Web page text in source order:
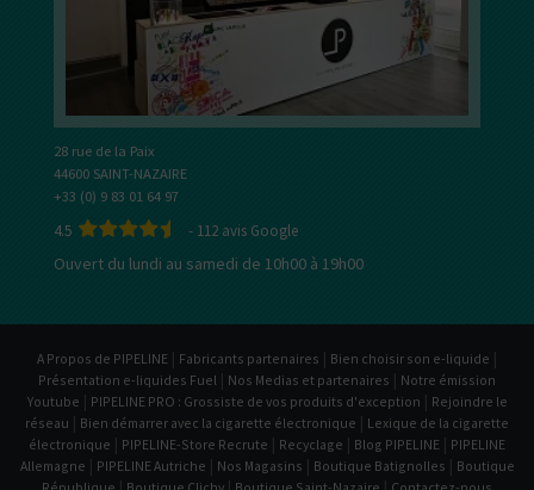
28 rue de la Paix
44600 SAINT-NAZAIRE
+33 (0) 9 83 01 64 97
4.5 - 112 avis Google
Ouvert du lundi au samedi de 10h00 à 19h00
A Propos de PIPELINE | Fabricants partenaires | Bien choisir son e-liquide |
Présentation e-liquides Fuel | Nos Medias et partenaires | Notre émission
Youtube | PIPELINE PRO : Grossiste de vos produits d'exception | Rejoindre le
réseau | Bien démarrer avec la cigarette électronique | Lexique de la cigarette
électronique | PIPELINE-Store Recrute | Recyclage | Blog PIPELINE | PIPELINE
Allemagne | PIPELINE Autriche | Nos Magasins | Boutique Batignolles | Boutique